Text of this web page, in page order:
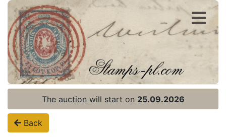
Register
Login
The auction will start on 25.09.2026
Back